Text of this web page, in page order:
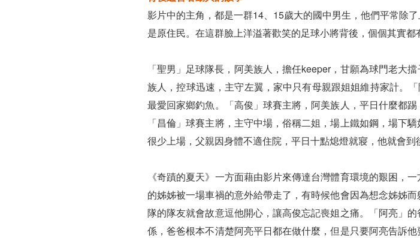
影片中的主角，都是一群14、15歲大的國中男生，他們平常除
是原住民。在這群臉上洋溢著歡笑的足球小將背後，個個其實都
「聖男」足球隊長，阿美族人，擔任keeper，甘願為球門老大
族人，控球迅速，主守左翼，家中只有母親跟姐姐維持家計。
最愛回家鄉釣魚。「高俊」球賽主將，阿美族人，平日什麼都
「昌倫」球賽主將，主守中場，俗稱二姐，場上鐵如鋼，場下
很少上場，父親因身體不適住院，平日十點熄燈就寢，他就會到
《奇蹟的夏天》一方面藉由影片來傳達台灣體育環境的艱困，
的姊姊被一場車禍的意外給帶走了，有時候他會因為想念姊姊
隊的隊友就會故意逗他開心，讓高俊忘記喪姐之痛。「阿亮」
係，爸爸根本不清楚阿亮平日都在做什麼，但是只要阿亮告訴